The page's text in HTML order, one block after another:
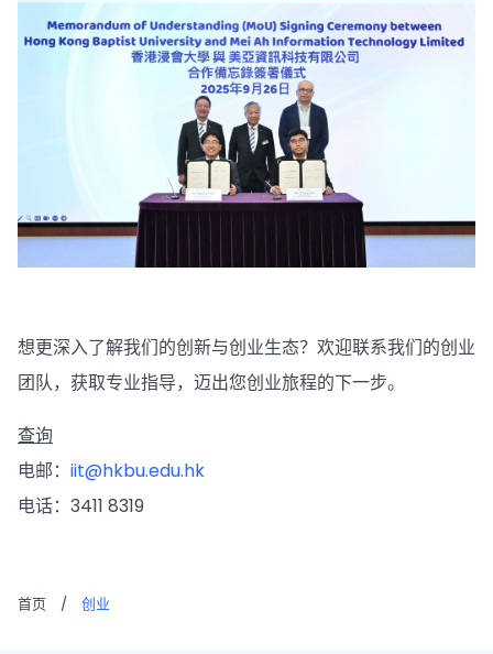
想更深入了解我们的创新与创业生态？欢迎联系我们的创业
团队，获取专业指导，迈出您创业旅程的下一步。
查询
电邮： iit@hkbu.edu.hk
电话：3411 8319
首页 / 创业